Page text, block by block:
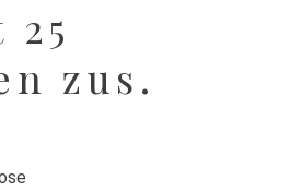
zus.